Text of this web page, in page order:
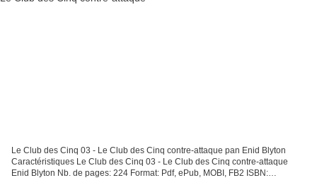
Le Club des Cinq 03 - Le Club des Cinq contre-attaque pan Enid Blyton
Caractéristiques Le Club des Cinq 03 - Le Club des Cinq contre-attaque
Enid Blyton Nb. de pages: 224 Format: Pdf, ePub, MOBI, FB2 ISBN: